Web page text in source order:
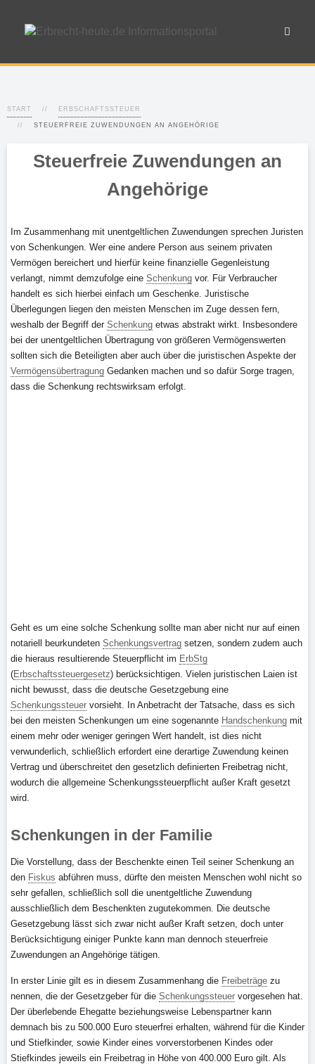
START ERBSCHAFTSSTEUER
STEUERFREIE ZUWENDUNGEN AN ANGEHÖRIGE
Steuerfreie Zuwendungen an
Angehörige
Im Zusammenhang mit unentgeltlichen Zuwendungen sprechen Juristen
von Schenkungen. Wer eine andere Person aus seinem privaten
Vermögen bereichert und hierfür keine finanzielle Gegenleistung
verlangt, nimmt demzufolge eine Schenkung vor. Für Verbraucher
handelt es sich hierbei einfach um Geschenke. Juristische
Überlegungen liegen den meisten Menschen im Zuge dessen fern,
weshalb der Begriff der Schenkung etwas abstrakt wirkt. Insbesondere
bei der unentgeltlichen Übertragung von größeren Vermögenswerten
sollten sich die Beteiligten aber auch über die juristischen Aspekte der
Vermögensübertragung Gedanken machen und so dafür Sorge tragen,
dass die Schenkung rechtswirksam erfolgt.
Geht es um eine solche Schenkung sollte man aber nicht nur auf einen
notariell beurkundeten Schenkungsvertrag setzen, sondern zudem auch
die hieraus resultierende Steuerpflicht im ErbStg
(Erbschaftssteuergesetz) berücksichtigen. Vielen juristischen Laien ist
nicht bewusst, dass die deutsche Gesetzgebung eine
Schenkungssteuer vorsieht. In Anbetracht der Tatsache, dass es sich
bei den meisten Schenkungen um eine sogenannte Handschenkung mit
einem mehr oder weniger geringen Wert handelt, ist dies nicht
verwunderlich, schließlich erfordert eine derartige Zuwendung keinen
Vertrag und überschreitet den gesetzlich definierten Freibetrag nicht,
wodurch die allgemeine Schenkungssteuerpflicht außer Kraft gesetzt
wird.
Schenkungen in der Familie
Die Vorstellung, dass der Beschenkte einen Teil seiner Schenkung an
den Fiskus abführen muss, dürfte den meisten Menschen wohl nicht so
sehr gefallen, schließlich soll die unentgeltliche Zuwendung
ausschließlich dem Beschenkten zugutekommen. Die deutsche
Gesetzgebung lässt sich zwar nicht außer Kraft setzen, doch unter
Berücksichtigung einiger Punkte kann man dennoch steuerfreie
Zuwendungen an Angehörige tätigen.
In erster Linie gilt es in diesem Zusammenhang die Freibeträge zu
nennen, die der Gesetzgeber für die Schenkungssteuer vorgesehen hat.
Der überlebende Ehegatte beziehungsweise Lebenspartner kann
demnach bis zu 500.000 Euro steuerfrei erhalten, während für die Kinder
und Stiefkinder, sowie Kinder eines vorverstorbenen Kindes oder
Stiefkindes jeweils ein Freibetrag in Höhe von 400.000 Euro gilt. Als